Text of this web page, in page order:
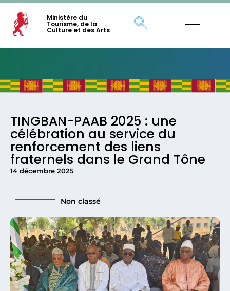
Ministère du
Tourisme, de la
Culture et des Arts
TINGBAN-PAAB 2025 : une
célébration au service du
renforcement des liens
fraternels dans le Grand Tône
14 décembre 2025
Non classé